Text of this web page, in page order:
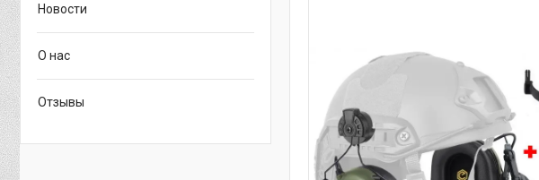
Новости
О нас
Отзывы